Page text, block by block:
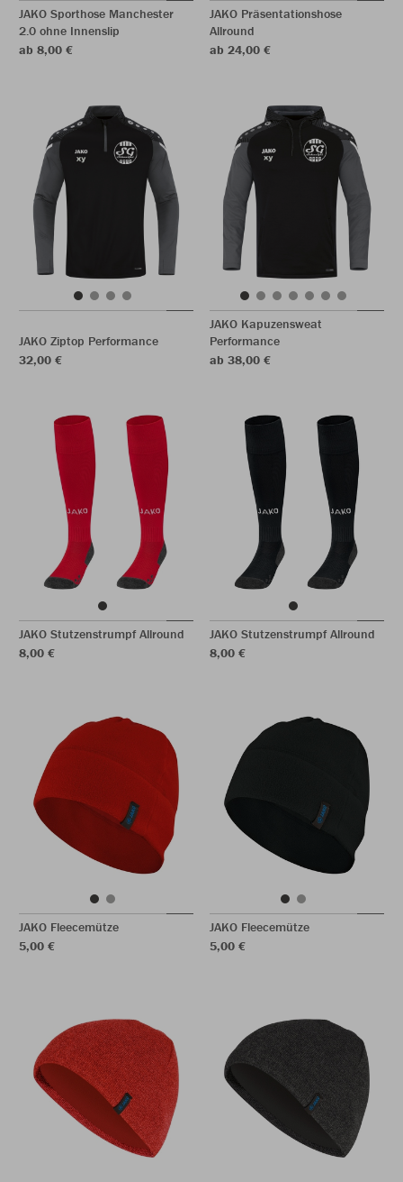
JAKO Sporthose Manchester
2.0 ohne Innenslip
ab 8,00 €
JAKO Präsentationshose
Allround
ab 24,00 €
JAKO Ziptop Performance
32,00 €
JAKO Kapuzensweat
Performance
ab 38,00 €
JAKO Stutzenstrumpf Allround
8,00 €
JAKO Stutzenstrumpf Allround
8,00 €
JAKO Fleecemütze
5,00 €
JAKO Fleecemütze
5,00 €